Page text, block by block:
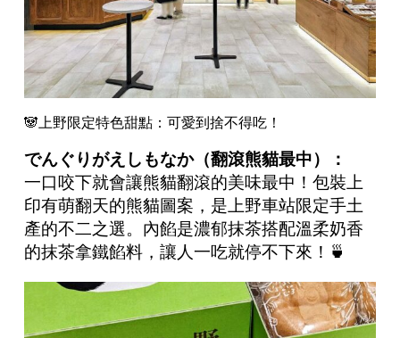
🐼上野限定特色甜點：可愛到捨不得吃！
でんぐりがえしもなか（翻滾熊貓最中）：
一口咬下就會讓熊貓翻滾的美味最中！包裝上
印有萌翻天的熊貓圖案，是上野車站限定手土
產的不二之選。內餡是濃郁抹茶搭配溫柔奶香
的抹茶拿鐵餡料，讓人一吃就停不下來！🍵